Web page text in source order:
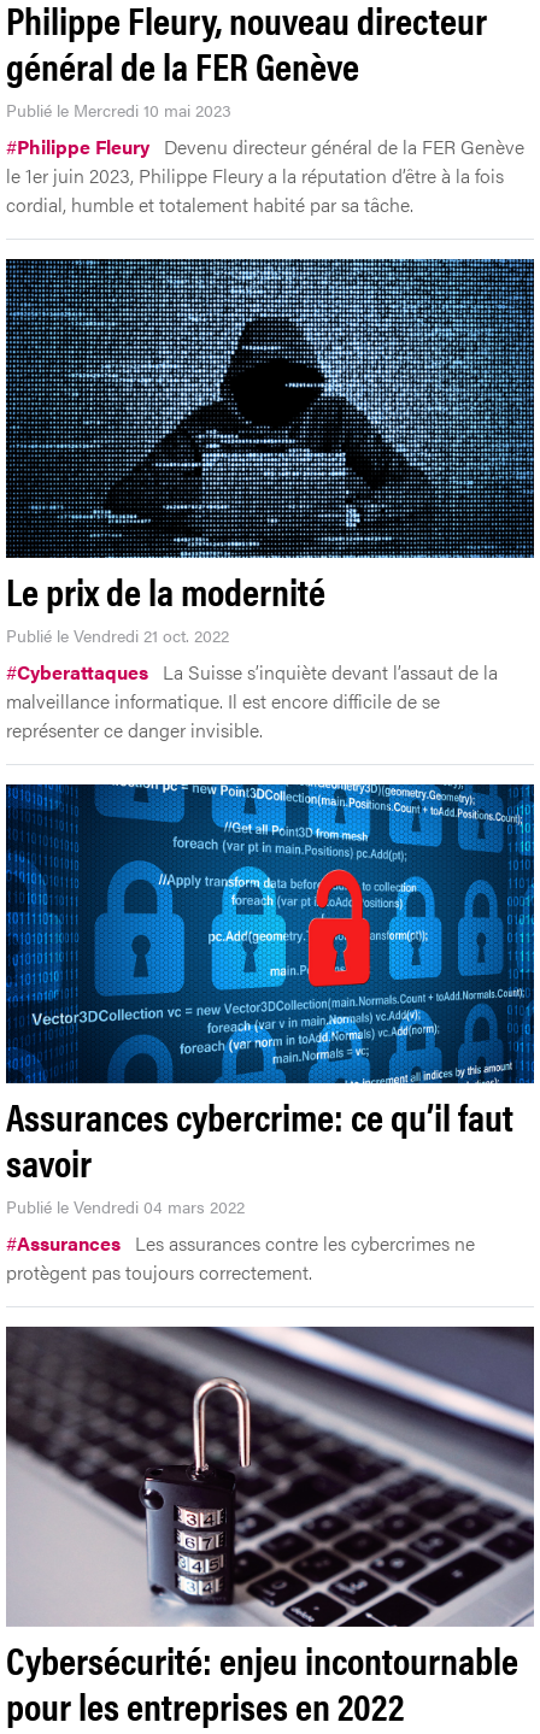
Philippe Fleury, nouveau directeur
général de la FER Genève
Publié le Mercredi 10 mai 2023
#Philippe Fleury Devenu directeur général de la FER Genève
le 1er juin 2023, Philippe Fleury a la réputation d’être à la fois
cordial, humble et totalement habité par sa tâche.
Le prix de la modernité
Publié le Vendredi 21 oct. 2022
#Cyberattaques La Suisse s’inquiète devant l’assaut de la
malveillance informatique. Il est encore difficile de se
représenter ce danger invisible.
Assurances cybercrime: ce qu’il faut
savoir
Publié le Vendredi 04 mars 2022
#Assurances Les assurances contre les cybercrimes ne
protègent pas toujours correctement.
Cybersécurité: enjeu incontournable
pour les entreprises en 2022